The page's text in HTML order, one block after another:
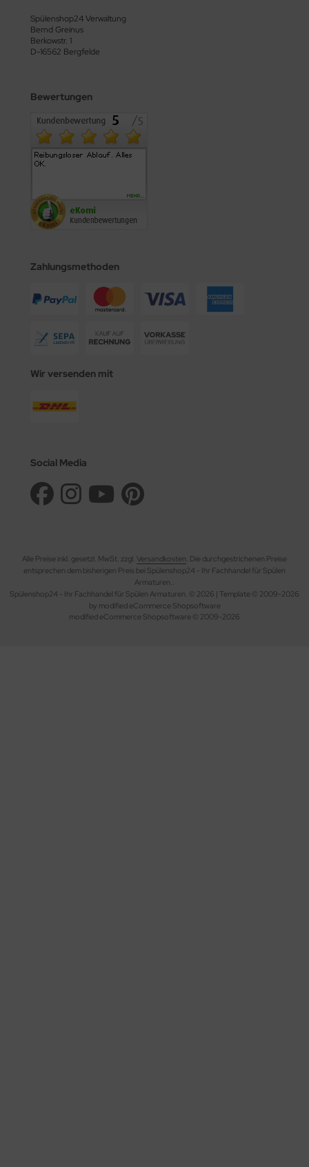
Spülenshop24 Verwaltung
Bernd Greinus
Berkowstr. 1
D-16562 Bergfelde
Bewertungen
Zahlungsmethoden
Wir versenden mit
Social Media
Alle Preise inkl. gesetzl. MwSt. zzgl. Versandkosten . Die durchgestrichenen Preise
entsprechen dem bisherigen Preis bei Spülenshop24 - Ihr Fachhandel für Spülen
Armaturen..
Spülenshop24 - Ihr Fachhandel für Spülen Armaturen. © 2026 | Template © 2009-2026
by modified eCommerce Shopsoftware
mod ified eCommerce Shopsoftware © 2009-2026